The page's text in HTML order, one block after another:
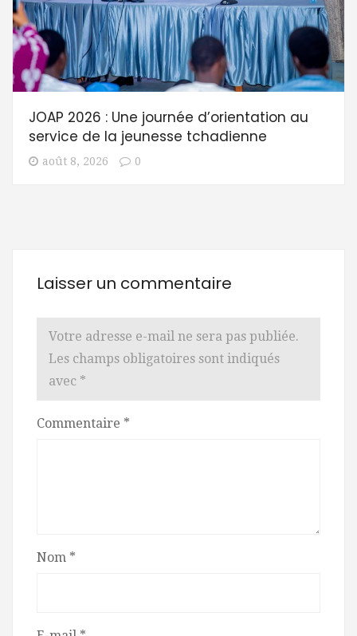
JOAP 2026 : Une journée d’orientation au
service de la jeunesse tchadienne
août 8, 2026 0
Laisser un commentaire
Votre adresse e-mail ne sera pas publiée.
Les champs obligatoires sont indiqués
avec *
Commentaire *
Nom *